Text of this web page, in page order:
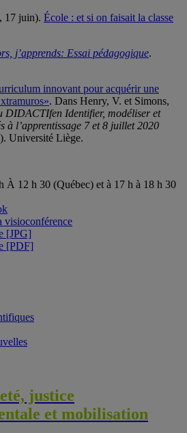
17 juin). École : et si on faisait la classe
j’apprends: Essai pédagogique.
innovant pour acquérir une
. Dans Henry, V. et Simons,
DIDACTIfen Identifier, modéliser et
à l’apprentissage 7 et 8 juillet 2020
Université Liège.
À 12 h 30 (Québec) et à 17 h à 18 h 30
visioconférence
[JPG]
[PDF]
justice
et mobilisation